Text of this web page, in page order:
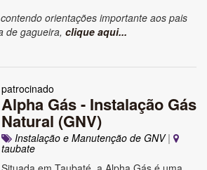
orientações importante aos pais
de gagueira, clique aqui...
patrocinado
Alpha Gás - Instalação Gás
Natural (GNV)
Instalação e Manutenção de GNV|
taubate